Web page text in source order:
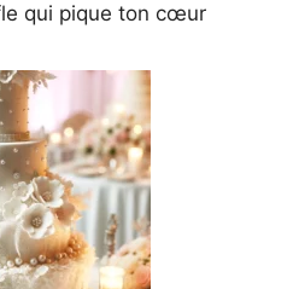
qui pique ton cœur